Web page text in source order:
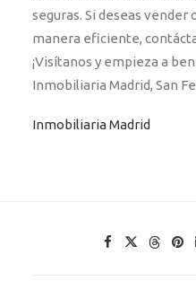
seguras. Si deseas
manera eficiente,
¡Visítanos y empieza a
Inmobiliaria Madrid, San
Inmobiliaria Madrid